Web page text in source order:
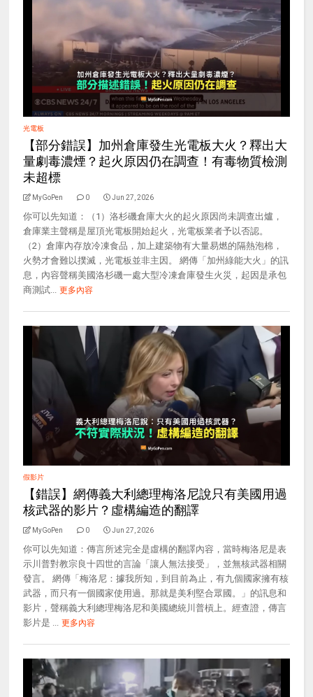
光電板
【部分錯誤】加州倉庫發生光電板大火？釋出大
量劇毒濃煙？起火原因仍在調查！有毒物質檢測
未超標
MyGoPen 0 Jun 27, 2026
你可以先知道：（1）洛杉磯倉庫大火的起火原因尚未調查出爐，
倉庫業主聲稱是屋頂光電板開始起火，光電板業者予以否認。
（2）倉庫內存放冷凍食品，加上建築物有大量易燃的隔熱泡棉，
火勢才會難以撲滅，光電板並非主因。 網傳「加州綠能大火」的訊
息，內容聲稱美國洛杉磯一處大型冷凍倉庫發生火災，起因是承包
商測試... 更多內容
假影片
【錯誤】網傳義大利總理梅洛尼說只有美國用過
核武器的影片？虛構編造的翻譯
MyGoPen 0 Jun 27, 2026
你可以先知道：傳言所述完全是虛構的翻譯內容，當時梅洛尼是表
示川普對教宗良十四世的言論「讓人無法接受」，並無核武器相關
發言。 網傳「梅洛尼：據我所知，到目前為止，有九個國家擁有核
武器，而只有一個國家使用過。那就是美利堅合眾國。」的訊息和
影片，聲稱義大利總理梅洛尼和美國總統川普槓上。經查證，傳言
影片是 ... 更多內容